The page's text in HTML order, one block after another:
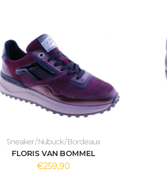
Sneaker / Nubuck / Bordeaux
FLORIS VAN BOMMEL
€259,90